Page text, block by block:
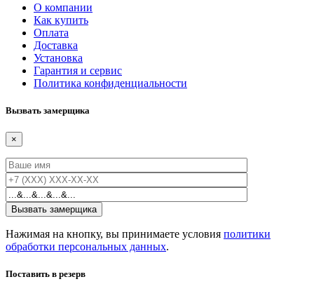
О компании
Как купить
Оплата
Доставка
Установка
Гарантия и сервис
Политика конфиденциальности
Вызвать замерщика
×
Нажимая на кнопку, вы принимаете условия политики
обработки персональных данных.
Поставить в резерв